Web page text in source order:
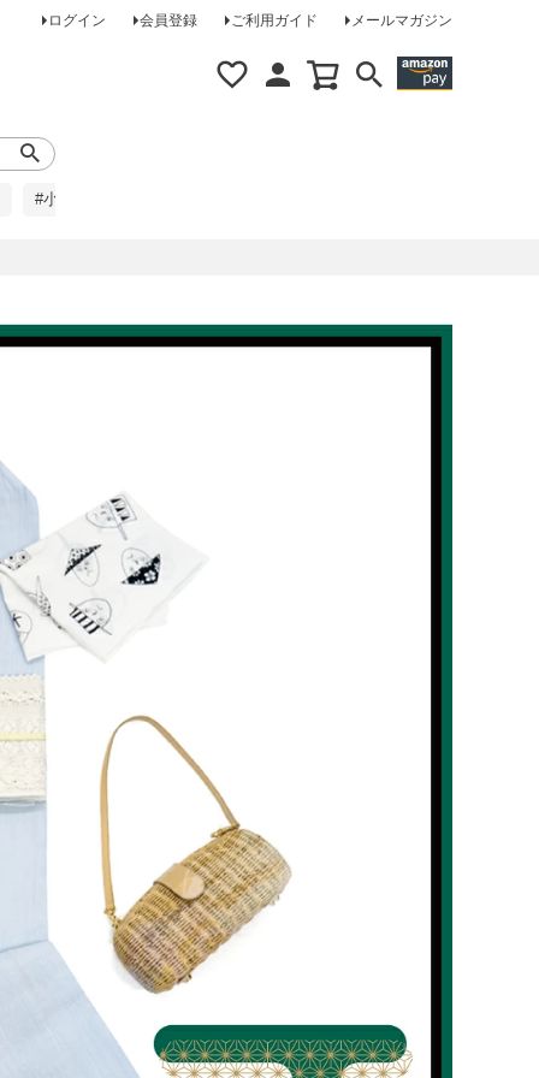
ログイン 会員登録 ご利用ガイド メールマガジン
#小柄な方に